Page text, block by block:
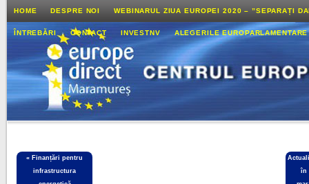
HOME DESPRE NOI WEBINARUL ZIUA EUROPEI 2020 – ”SEPARAȚI
ÎNTREBĂRI CONTACT INVESTNV ALEGERILE
« Finanțări pentru
infrastructura
în